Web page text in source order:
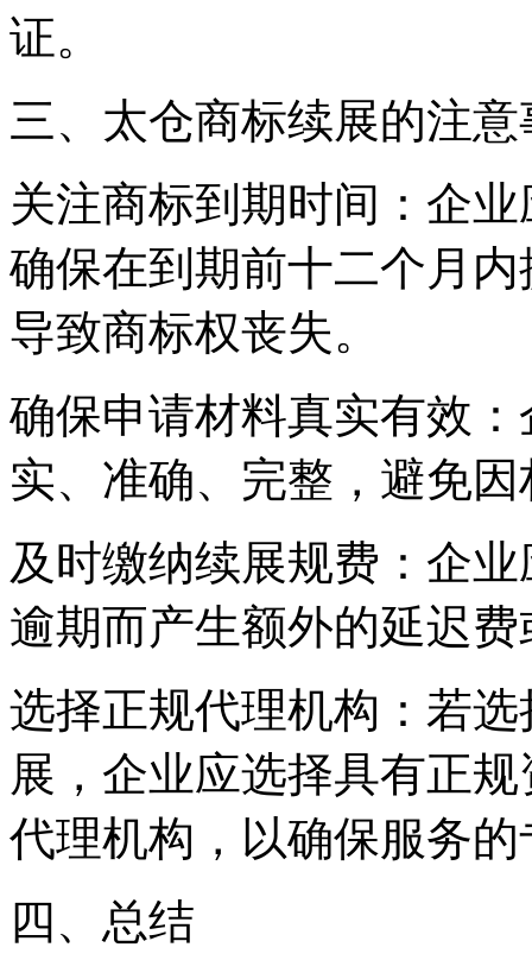
证。
三、太仓商标续展的注意
关注商标到期时间：企
确保在到期前十二个月
导致商标权丧失。
确保申请材料真实有效
实、准确、完整，避免
及时缴纳续展规费：企
逾期而产生额外的延迟
选择正规代理机构：若
展，企业应选择具有正
代理机构，以确保服务
四、总结